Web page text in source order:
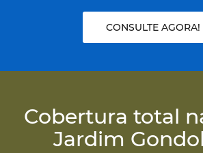
CONSULTE AGORA!
Cobertura total
Jardim